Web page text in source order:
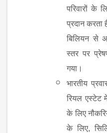
परिवारों के
प्रदान
बिलियन से
स्तर पर
गया।
भारतीय
रियल एस्टेट
के लिए
के लिए,